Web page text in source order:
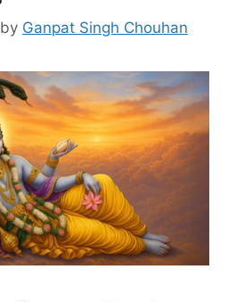
by Ganpat Singh Chouhan